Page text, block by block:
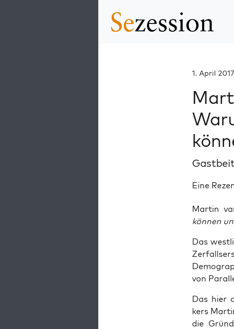
1. April 2017
Eine
Mar­tin
können
Das
von
Das hier
kers
die